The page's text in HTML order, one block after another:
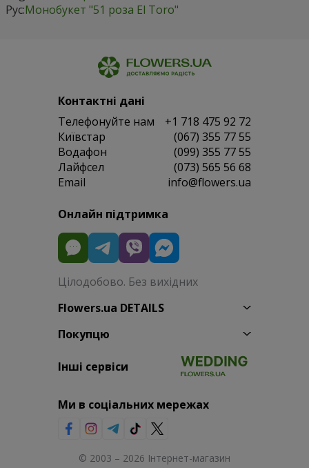
Рус:Монобукет "51 роза El Toro"
Контактні дані
Телефонуйте нам
+1 718 475 92 72
Київстар
(067) 355 77 55
Водафон
(099) 355 77 55
Лайфсел
(073) 565 56 68
Email
info@flowers.ua
Онлайн підтримка
Цілодобово. Без вихідних
Flowers.ua DETAILS
Покупцю
Інші сервіси
Ми в соціальних мережах
© 2003 – 2026 Інтернет-магазин